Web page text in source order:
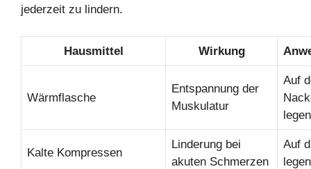
jederzeit zu lindern.
Hausmittel Wirkung
Wärmflasche
Entspannung der
Muskulatur
Auf
legen
Kalte Kompressen
Linderung bei
akuten Schmerzen
Auf
legen